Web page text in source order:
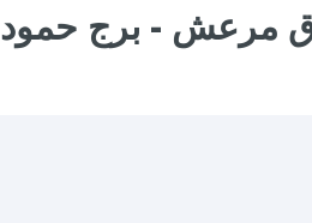
مرعش - برج حمود